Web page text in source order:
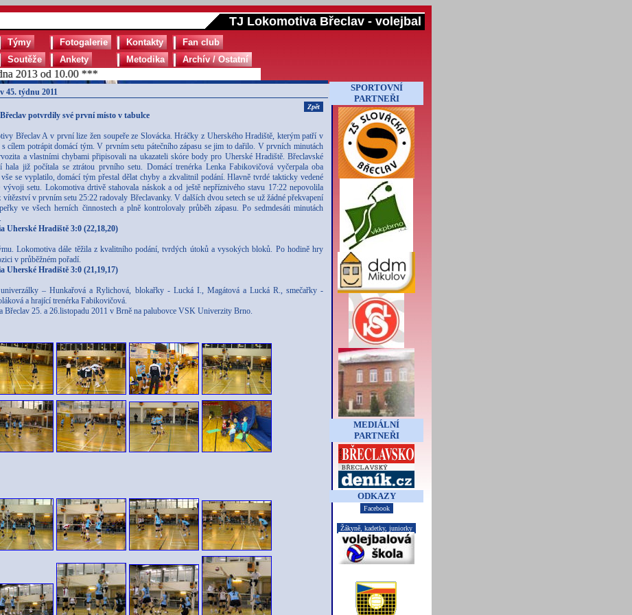
TJ Lokomotiva Břeclav - volejbal
Týmy Fotogalerie Kontakty
Fan club
Soutěže Ankety Metodika Archív / Ostatní
od 10.00 ***
45. týdnu 2011
Zpět
potvrdily své první místo v tabulce
Břeclav A v první lize žen soupeře ze Slovácka. Hráčky z Uherského Hradiště, kterým patří v
cílem potrápit domácí tým. V prvním setu pátečního zápasu se jim to dařilo. V prvních minutách
a vlastními chybami připisovali na ukazateli skóre body pro Uherské Hradiště. Břeclavské
již počítala se ztrátou prvního setu. Domácí trenérka Lenka Fabikovičová vyčerpala oba
se vyplatilo, domácí tým přestal dělat chyby a zkvalitnil podání. Hlavně tvrdé takticky vedené
setu. Lokomotiva drtivě stahovala náskok a od ještě nepříznivého stavu 17:22 nepovolila
v prvním setu 25:22 radovaly Břeclavanky. V dalších dvou setech se už žádné překvapení
ve všech herních činnostech a plně kontrolovaly průběh zápasu. Po sedmdesáti minutách
Uherské Hradiště 3:0 (22,18,20)
Lokomotiva dále těžila z kvalitního podání, tvrdých útoků a vysokých bloků. Po hodině hry
v průběžném pořadí.
Uherské Hradiště 3:0 (21,19,17)
– Hunkařová a Rylichová, blokařky - Lucká I., Magátová a Lucká R., smečařky -
a hrající trenérka Fabikovičová.
25. a 26.listopadu 2011 v Brně na palubovce VSK Univerzity Brno.
SPORTOVNÍ
PARTNEŘI
MEDIÁLNÍ
PARTNEŘI
ODKAZY
Facebook
Žákyně, kadetky, juniorky